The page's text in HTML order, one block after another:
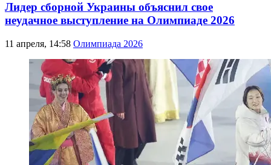
Лидер сборной Украины объяснил свое
неудачное выступление на Олимпиаде 2026
11 апреля, 14:58 Олимпиада 2026